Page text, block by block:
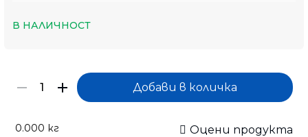
В НАЛИЧНОСТ
0.000 кг Оцени продукта